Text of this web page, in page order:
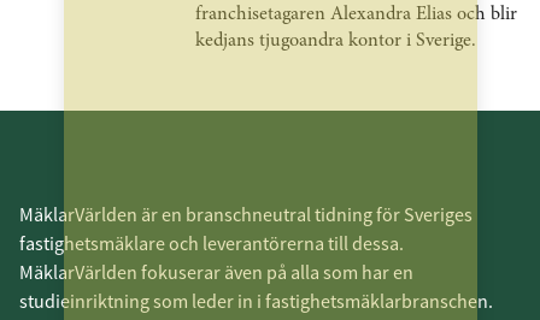
franchisetagaren Alexandra Elias och blir
kedjans tjugoandra kontor i Sverige.
MäklarVärlden är en branschneutral tidning för Sveriges
fastighetsmäklare och leverantörerna till dessa.
MäklarVärlden fokuserar även på alla som har en
studieinriktning som leder in i fastighetsmäklarbranschen.